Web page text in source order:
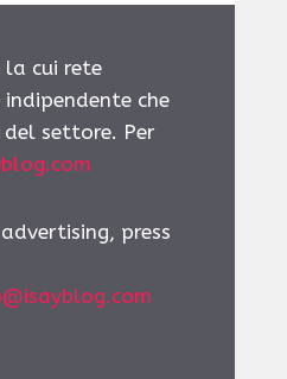
cui rete
che
settore. Per
press